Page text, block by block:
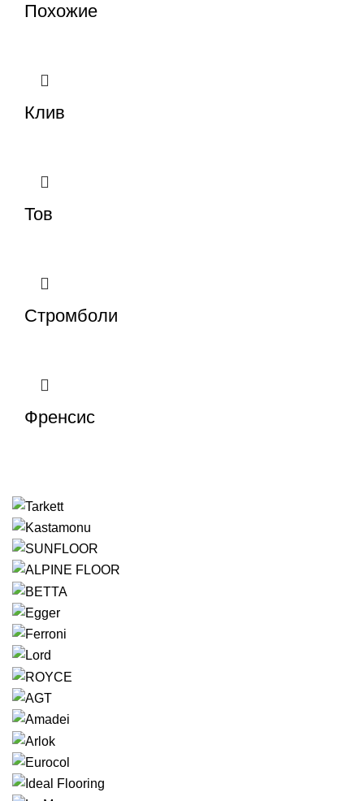
Похожие
Клив
Тов
Стромболи
Френсис